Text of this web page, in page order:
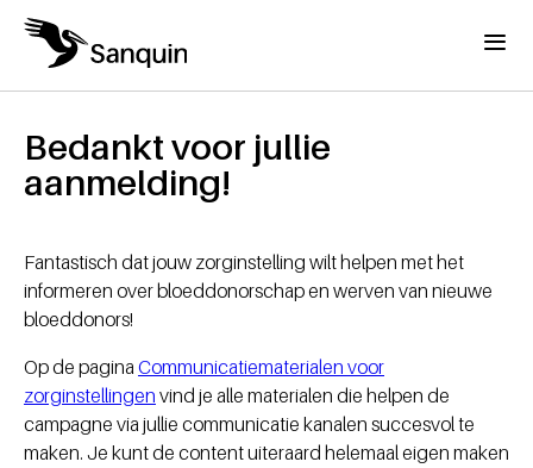
Overslaan en naar de inhoud gaan
Menu
Kruimelpad
Home
Bedankt voor jullie
aanmelding!
Fantastisch dat jouw zorginstelling wilt helpen met het
informeren over bloeddonorschap en werven van nieuwe
bloeddonors!
Op de pagina Communicatiematerialen voor
zorginstellingen vind je alle materialen die helpen de
campagne via jullie communicatie kanalen succesvol te
maken. Je kunt de content uiteraard helemaal eigen maken